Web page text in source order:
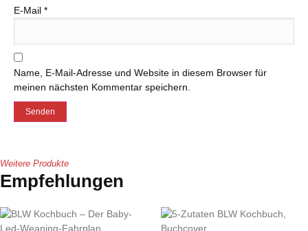
E-Mail *
Name, E-Mail-Adresse und Website in diesem Browser für
meinen nächsten Kommentar speichern.
Weitere Produkte
Empfehlungen